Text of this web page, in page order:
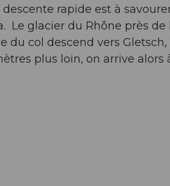
rapide est à
Le glacier du Rhône près de
du col descend vers
plus loin, on arrive alors